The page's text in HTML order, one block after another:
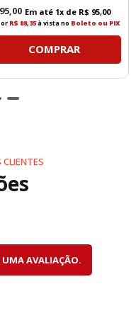
95,00 Em até 1x de R$ 95,00
R$ 88,35à vista no Boleto ou PIX
COMPRAR
UMA AVALIAÇÃO.